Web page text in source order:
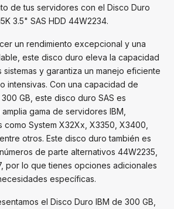
de tus servidores con el Disco Duro
3.5" SAS HDD 44W2234.
un rendimiento excepcional y una
este disco duro eleva la capacidad
y garantiza un manejo eficiente
intensivas. Con una capacidad de
GB, este disco duro SAS es
gama de servidores IBM,
System X32Xx, X3350, X3400,
otros. Este disco duro también es
de parte alternativos 44W2235,
por lo que tienes opciones adicionales
específicas.
el Disco Duro IBM de 300 GB,